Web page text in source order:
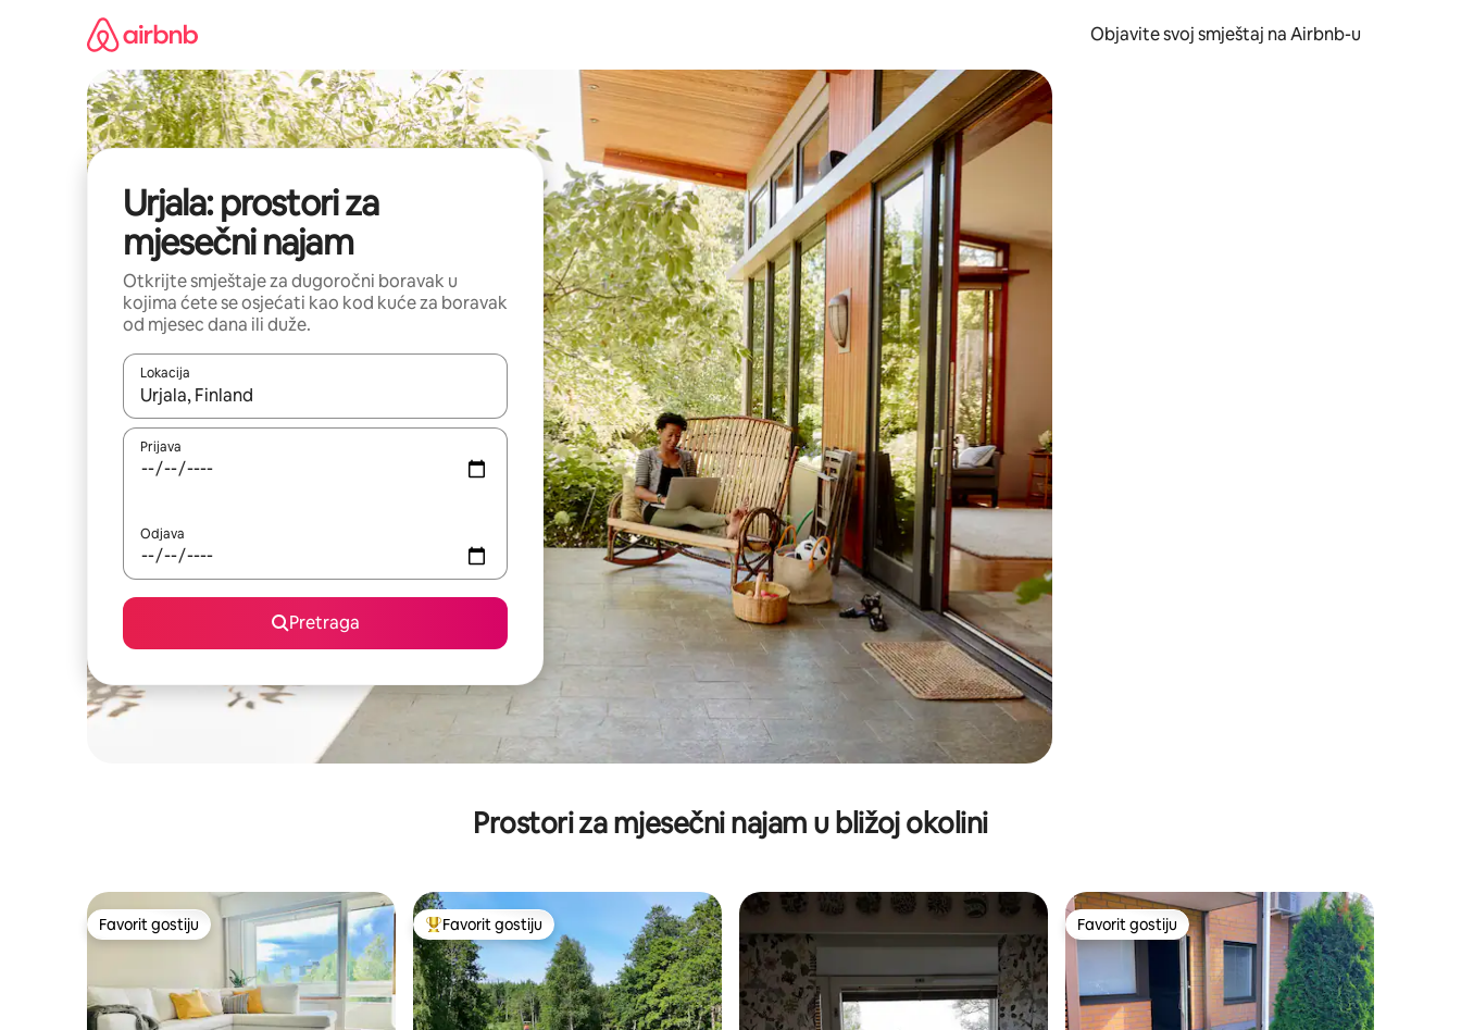
Objavite svoj smještaj na Airbnb-u
Urjala: prostori za
mjesečni najam
Otkrijte smještaje za dugoročni boravak u
kojima ćete se osjećati kao kod kuće za boravak
od mjesec dana ili duže.
Lokacija
Kad su rezultati dostupni, možete da se krećete kroz njih pomoću strelica nagore i nadolje, kao i da ih istražujte dodirom ili prevlačenjem.
Prijava
Odjava
Pretraga
Prostori za mjesečni najam u bližoj okolini
Favorit gostiju
Favorit gostiju Glavni favorit gostiju
Favorit gostiju Favorit gostiju
Favorit gostiju